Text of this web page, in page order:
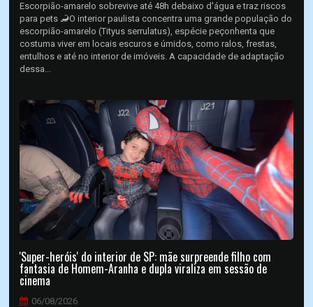
Escorpião-amarelo sobrevive até 48h debaixo d'água e traz riscos
para pets 🦂O interior paulista concentra uma grande população do
escorpião-amarelo (Tityus serrulatus), espécie peçonhenta que
costuma viver em locais escuros e úmidos, como ralos, frestas,
entulhos e até no interior de imóveis. A capacidade de adaptação
dessa...
'Super-heróis' do interior de SP: mãe surpreende filho com
fantasia de Homem-Aranha e dupla viraliza em sessão de
cinema
06/08/2026